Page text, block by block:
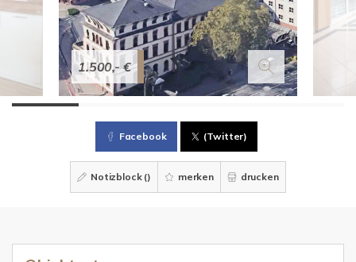
1.500,- €
Facebook (Twitter)
Notizblock () merken drucken